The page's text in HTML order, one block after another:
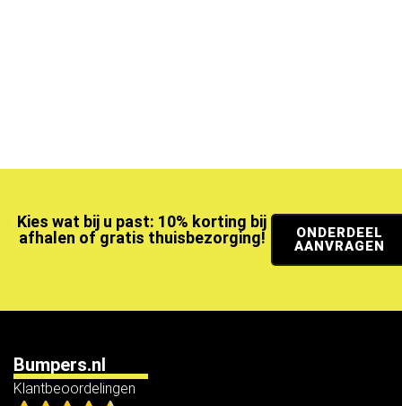
Kies wat bij u past: 10% korting bij
afhalen of gratis thuisbezorging!
ONDERDEEL
AANVRAGEN
Bumpers.nl
Klantbeoordelingen